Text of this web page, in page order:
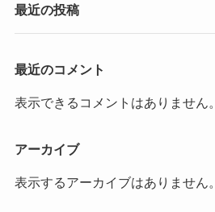
最近の投稿
最近のコメント
表示できるコメントはありません。
アーカイブ
表示するアーカイブはありません。